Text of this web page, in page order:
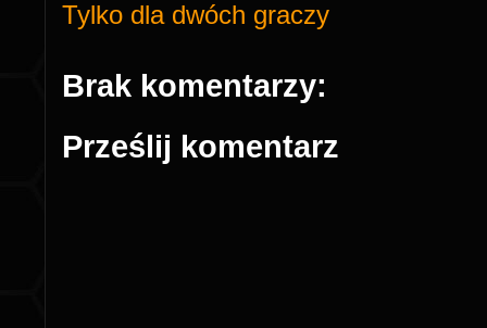
Tylko dla dwóch graczy
Brak komentarzy:
Prześlij komentarz